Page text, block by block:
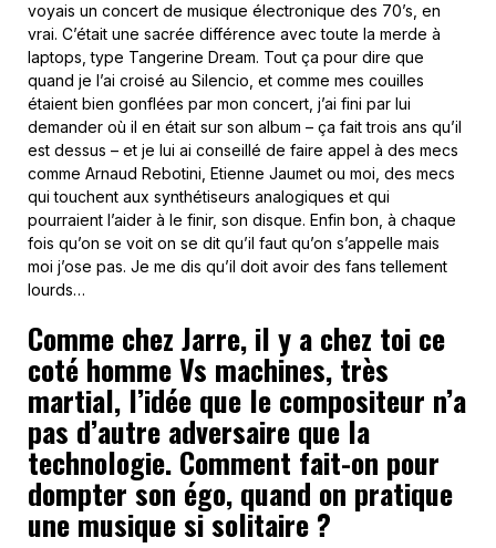
voyais un concert de musique électronique des 70’s, en
vrai. C’était une sacrée différence avec toute la merde à
laptops, type Tangerine Dream. Tout ça pour dire que
quand je l’ai croisé au Silencio, et comme mes couilles
étaient bien gonflées par mon concert, j’ai fini par lui
demander où il en était sur son album – ça fait trois ans qu’il
est dessus – et je lui ai conseillé de faire appel à des mecs
comme Arnaud Rebotini, Etienne Jaumet ou moi, des mecs
qui touchent aux synthétiseurs analogiques et qui
pourraient l’aider à le finir, son disque. Enfin bon, à chaque
fois qu’on se voit on se dit qu’il faut qu’on s’appelle mais
moi j’ose pas. Je me dis qu’il doit avoir des fans tellement
lourds…
Comme chez Jarre, il y a chez toi ce
coté homme Vs machines, très
martial, l’idée que le compositeur n’a
pas d’autre adversaire que la
technologie. Comment fait-on pour
dompter son égo, quand on pratique
une musique si solitaire ?